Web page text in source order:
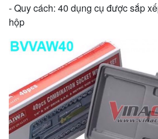
- Quy cách: 40 dụng cụ được sắp
hộp